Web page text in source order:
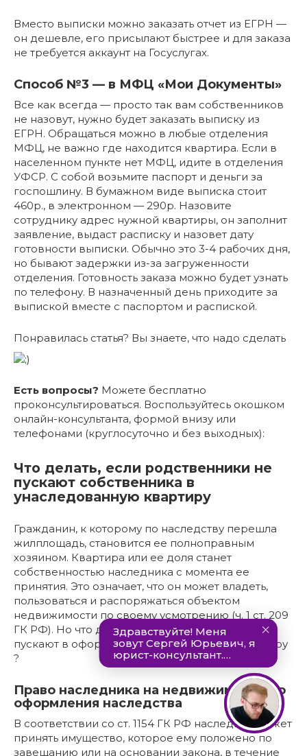
Вместо выписки можно заказать отчет из ЕГРН —
он дешевле, его присылают быстрее и для заказа
не требуется аккаунт на Госуслугах.
Способ №3 — в МФЦ «Мои Документы»
Все как всегда — просто так вам собственников
не назовут, нужно будет заказать выписку из
ЕГРН. Обращаться можно в любые отделения
МФЦ, не важно где находится квартира. Если в
населенном пункте нет МФЦ, идите в отделения
УФСР. С собой возьмите паспорт и деньги за
госпошлину. В бумажном виде выписка стоит
460р., в электронном — 290р. Назовите
сотруднику адрес нужной квартиры, он заполнит
заявление, выдаст расписку и назовет дату
готовности выписки. Обычно это 3-4 рабочих дня,
но бывают задержки из-за загруженности
отделения. Готовность заказа можно будет узнать
по телефону. В назначенный день приходите за
выпиской вместе с паспортом и распиской.
Понравилась статья? Вы знаете, что надо сделать
Есть вопросы? Можете бесплатно
проконсультироваться. Воспользуйтесь окошком
онлайн-консультанта, формой внизу или
телефонами (круглосуточно и без выходных):
Что делать, если родственники не
пускают собственника в
унаследованную квартиру
Гражданин, к которому по наследству перешла
жилплощадь, становится ее полноправным
хозяином. Квартира или ее доля станет
собственностью наследника с момента ее
принятия. Это означает, что он может владеть,
пользоваться и распоряжаться объектом
недвижимости по своему усмотрению (ч. 1 ст. 209
ГК РФ). Но что делать, если родственники не
пускают в оформленную по наследству квартиру
?
Право наследника на недвижимость до
оформления наследства
В соответствии со ст. 1154 ГК РФ наследник может
принять имущество, которое ему положено по
завещанию или на основании закона, в течение